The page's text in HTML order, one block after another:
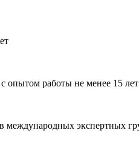
опытом работы не менее 15
международных экспертных